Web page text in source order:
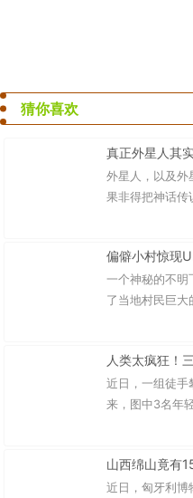
猜你喜欢
真正外星人其
外星人，以及外
果非得把神话传
偏僻小村惊现
一个神秘的不明
了当地村民巨大
人类太疯狂！
近日，一组徒手
来，图中3名年
山西绵山竟有
近日，匈牙利博